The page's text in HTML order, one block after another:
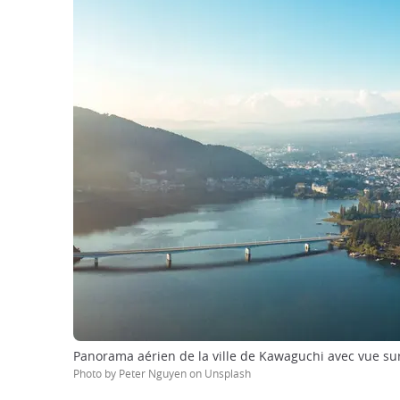
Panorama aérien de la ville de Kawaguchi avec vue
Photo by Peter Nguyen on Unsplash